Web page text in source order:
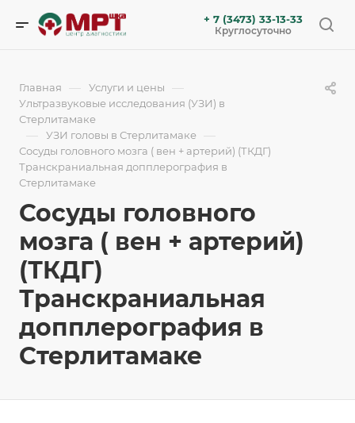
+ 7 (3473) 33-13-33
Круглосуточно
Главная — Услуги и цены —
Ультразвуковые исследования (УЗИ) в
Стерлитамаке
— УЗИ головы в Стерлитамаке —
Сосуды головного мозга ( вен + артерий) (ТКДГ)
Транскраниальная допплерография в
Стерлитамаке
Сосуды головного
мозга ( вен + артерий)
(ТКДГ)
Транскраниальная
допплерография в
Стерлитамаке